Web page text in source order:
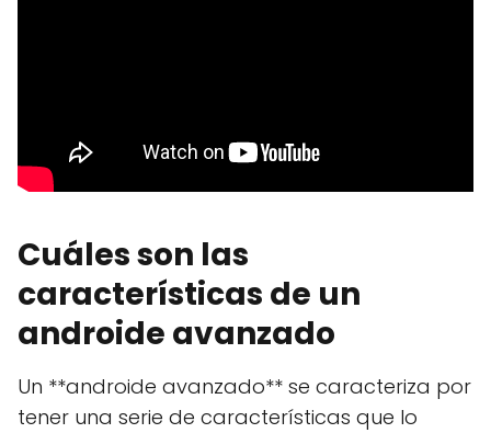
Cuáles son las
características de un
androide avanzado
Un **androide avanzado** se caracteriza por
tener una serie de características que lo